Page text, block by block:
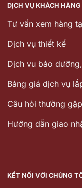
DỊCH VỤ KHÁCH HÀNG
Tư vấn xem hàng
Dịch vụ thiết kế
Dịch vu bảo
Bảng giá dịch vụ
Câu hỏi thường gặp
Hướng dẫn giao
KẾT NỐI VỚI CHÚNG